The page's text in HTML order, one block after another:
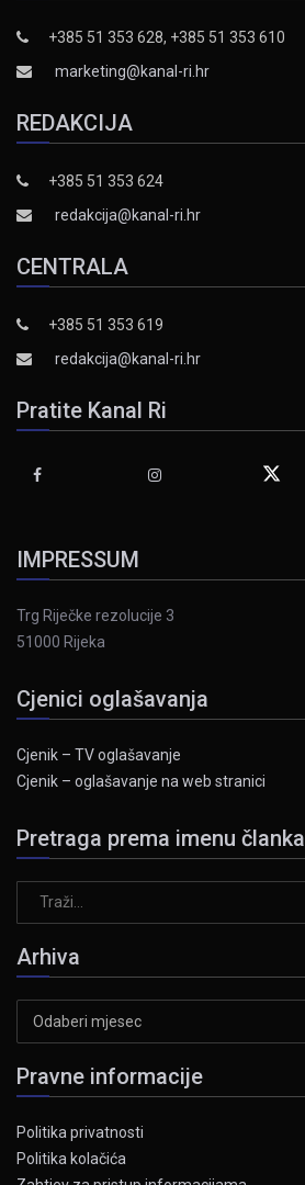
+385 51 353 628, +385 51 353 610
marketing@kanal-ri.hr
REDAKCIJA
+385 51 353 624
redakcija@kanal-ri.hr
CENTRALA
+385 51 353 619
redakcija@kanal-ri.hr
Pratite Kanal Ri
IMPRESSUM
Trg Riječke rezolucije 3
51000 Rijeka
Cjenici oglašavanja
Cjenik – TV oglašavanje
Cjenik – oglašavanje na web stranici
Pretraga prema imenu članka
Arhiva
Pravne informacije
Politika privatnosti
Politika kolačića